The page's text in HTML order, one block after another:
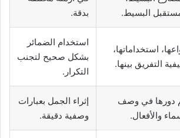
البسيط.
بدقة.
استخداماتها،
التفريق بينها.
استخدام الضمائر
بشكل صحيح لتجنب
التكرار.
دورها في وصف
والأفعال.
إثراء الجمل بعبارات
وصفية دقيقة.